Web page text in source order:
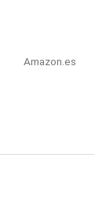
Amazon.es